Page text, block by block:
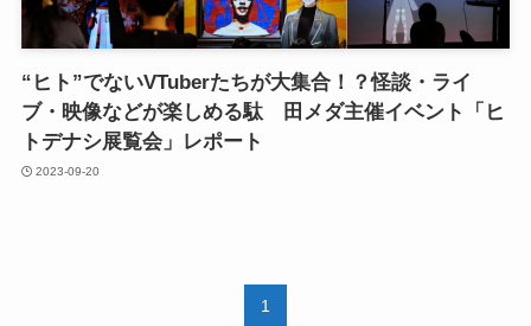
“ヒト”でないVTuberたちが大集合！？怪談・ライ
ブ・映像などが楽しめる駄ゞ田メダ主催イベント「ヒ
トデナシ展覧会」レポート
2023-09-20
1